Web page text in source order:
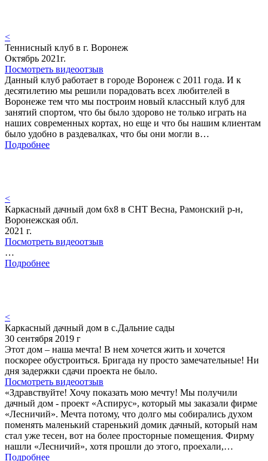
<
Теннисный клуб в г. Воронеж
Октябрь 2021г.
Посмотреть видеоотзыв
Данный клуб работает в городе Воронеж с 2011 года. И к
десятилетию мы решили порадовать всех любителей в
Воронеже тем что мы построим новый классный клуб для
занятий спортом, что бы было здорово не только играть на
наших современных кортах, но еще и что бы нашим клиентам
было удобно в раздевалках, что бы они могли в…
Подробнее
<
Каркасный дачный дом 6х8 в СНТ Весна, Рамонский р-н,
Воронежская обл.
2021 г.
Посмотреть видеоотзыв
…
Подробнее
<
Каркасный дачный дом в с.Дальние сады
30 сентября 2019 г
Этот дом – наша мечта! В нем хочется жить и хочется
поскорее обустроиться. Бригада ну просто замечательные! Ни
дня задержки сдачи проекта не было.
Посмотреть видеоотзыв
«Здравствуйте! Хочу показать мою мечту! Мы получили
дачный дом - проект «Аспирус», который мы заказали фирме
«Лесничий». Мечта потому, что долго мы собирались духом
поменять маленький старенький домик дачный, который нам
стал уже тесен, вот на более просторные помещения. Фирму
нашли «Лесничий», хотя прошли до этого, проехали,…
Подробнее